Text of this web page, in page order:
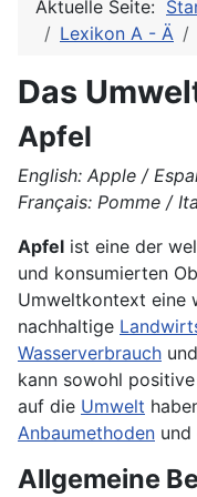
Aktuelle Seite:
Lexikon A - Ä
Das
Apfel
English: Apple /
Français: Pomme /
Apfel ist eine der
und konsumierten
Umweltkontext eine
nachhaltige
Wasserverbrauch
kann sowohl
auf die Umwelt
Anbaumethoden
Allgemeine